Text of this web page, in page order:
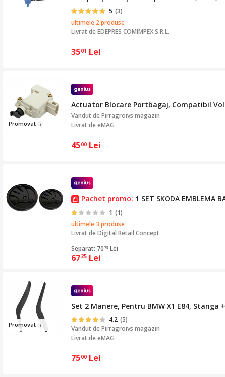
5 (3)
ultimele 2 produse
Livrat deEDEPRES COMIMPEX S.R.L.
3501 Lei
Promovat
Actuator Blocare Portbagaj, Compatibil
Vandut dePirragroivs magazin
Livrat de eMAG
4500 Lei
Pachet promo: 1 SET SKODA
1 (1)
ultimele 3 produse
Livrat deDigital Retail Concept
Separat: 70 79 Lei
6725 Lei
Promovat
Set 2 Manere, Pentru BMW X1 E84,
4.2 (5)
Vandut dePirragroivs magazin
Livrat de eMAG
7500 Lei